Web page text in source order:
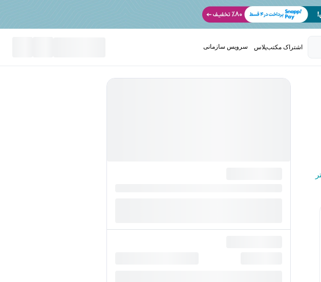
اشتراک مکتب‌پلاس سرویس سازمانی